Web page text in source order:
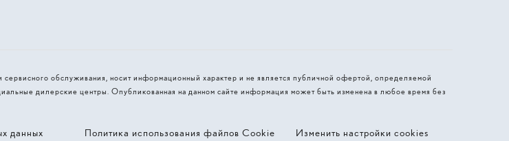
обслуживания, носит информационный характер и не является публичной офертой, определяемой
дилерские центры. Опубликованная на данном сайте информация может быть изменена в любое время без
данных Политика использования файлов Cookie Изменить настройки cookies